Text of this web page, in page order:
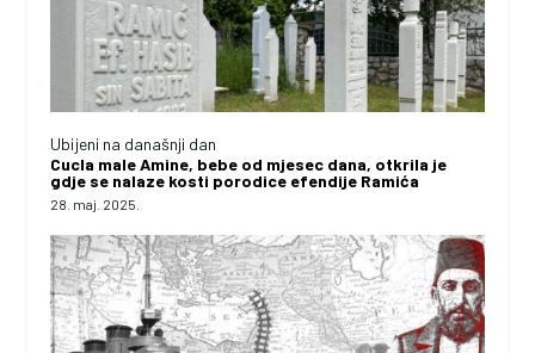
Ubijeni na današnji dan
Cucla male Amine, bebe od mjesec dana, otkrila je
gdje se nalaze kosti porodice efendije Ramića
28. maj. 2025.